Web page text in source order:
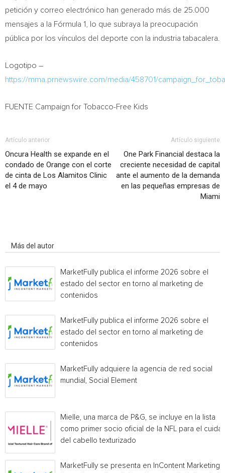
petición y correo electrónico han generado más de 25.000
mensajes a la Fórmula 1, lo que subraya la preocupación
pública por los vínculos del deporte con la industria tabacalera.
Logotipo –
https://mma.prnewswire.com/media/458701/
FUENTE Campaign for Tobacco-Free Kids
Artículo anterior
Oncura Health se expande en el
condado de Orange con el corte
de cinta de Los Alamitos Clinic
el 4 de mayo
Artículo siguiente
One Park Financial destaca la
creciente necesidad de capital
ante el aumento de la demanda
en las pequeñas empresas de
Miami
Más del autor
MarketFully publica el informe 2026 sobre el
estado del sector en torno al marketing de
contenidos
MarketFully publica el informe 2026 sobre el
estado del sector en torno al marketing de
contenidos
MarketFully adquiere la agencia de red social
mundial, Social Element
Mielle, una marca de P&G, se incluye en la lista
como primer socio oficial de la NFL para el
del cabello texturizado
MarketFully se presenta en InContent Marketing